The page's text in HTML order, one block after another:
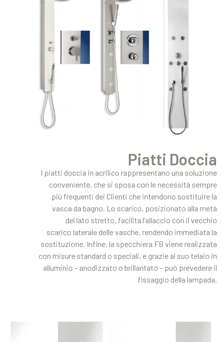
Piatti Doccia
I piatti doccia in acrilico rappresentano una soluzione
conveniente, che si sposa con le necessità sempre
più frequenti dei Clienti che intendono sostituire la
vasca da bagno. Lo scarico, posizionato alla metà
del lato stretto, facilita l’allaccio con il vecchio
scarico laterale delle vasche, rendendo immediata la
sostituzione. Infine, la specchiera FB viene realizzata
con misure standard o speciali, e grazie al suo telaio in
alluminio – anodizzato o brillantato – può prevedere il
fissaggio della lampada.